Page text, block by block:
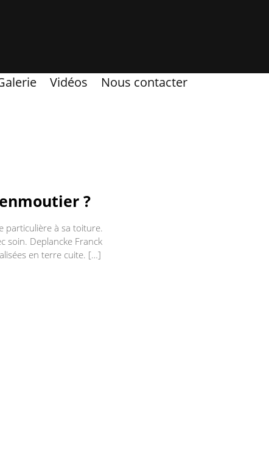
Vidéos Nous contacter
?
particulière à sa toiture.
soin. Deplancke Franck
en terre cuite. […]